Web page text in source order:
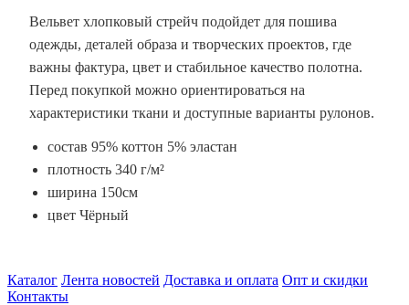
Вельвет хлопковый стрейч подойдет для пошива
одежды, деталей образа и творческих проектов, где
важны фактура, цвет и стабильное качество полотна.
Перед покупкой можно ориентироваться на
характеристики ткани и доступные варианты рулонов.
состав 95% коттон 5% эластан
плотность 340 г/м²
ширина 150см
цвет Чёрный
Каталог Лента новостей Доставка и оплата Опт и скидки
Контакты